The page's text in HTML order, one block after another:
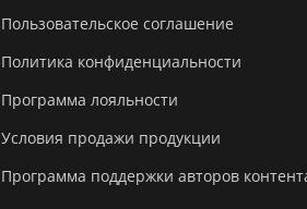
Пользовательское соглашение
Политика конфиденциальности
Программа лояльности
Условия продажи продукции
Программа поддержки авторов